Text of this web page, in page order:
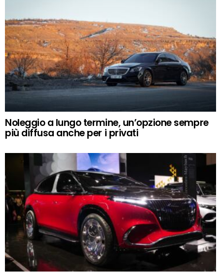
Noleggio a lungo termine, un’opzione sempre
più diffusa anche per i privati